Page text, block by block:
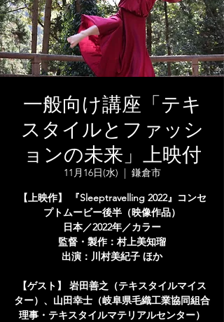
一般向け講座「テキ
スタイルとファッシ
ョンの未来」上映付
11月16日(水)
  |
鎌倉市
【上映作】 『Sleeptravelling 2022』コンセ
プトムービー後半（映像作品）
日本／2022年／カラー
監督・製作：村上美知瑠
出演：川村美紀子 ほか
【ゲスト】 岩田善之（テキスタイルマイス
ター）、山田幸士（岐阜県毛織工業協同組合
理事・テキスタイルマテリアルセンター）